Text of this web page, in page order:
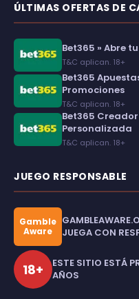
ÚLTIMAS OFERTAS DE
Bet365 » Abre
T&C aplican. 18+
Bet365
Promociones
T&C aplican. 18+
Bet365
Personalizada
T&C aplican. 18+
JUEGO RESPONSABLE
Gamble
Aware
JUEGA CON
18+
ESTE SITIO ESTÁ
AÑOS